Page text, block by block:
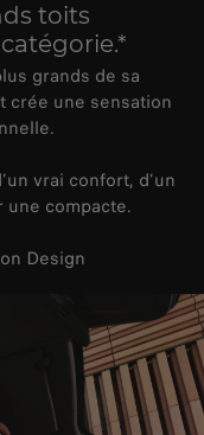
toits
grands de sa
crée une sensation
vrai confort, d’un
compacte.
Design